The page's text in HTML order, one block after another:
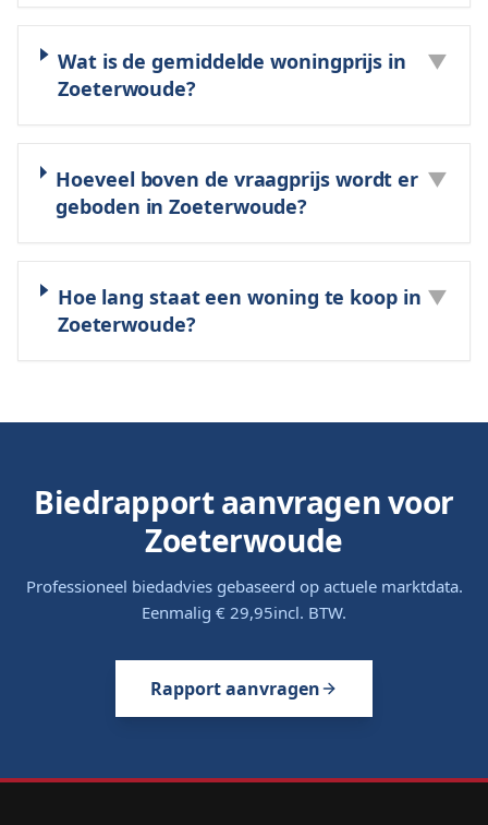
Wat is de gemiddelde woningprijs in
Zoeterwoude?
▼
Hoeveel boven de vraagprijs wordt er
geboden in Zoeterwoude?
▼
Hoe lang staat een woning te koop in
Zoeterwoude?
▼
Biedrapport aanvragen voor
Zoeterwoude
Professioneel biedadvies gebaseerd op actuele marktdata.
Eenmalig € 29,95incl. BTW.
Rapport aanvragen